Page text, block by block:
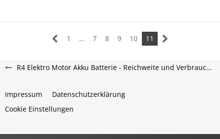
1 … 7 8 9 10 11
R4 Elektro Motor Akku Batterie - Reichweite und Verbrauch - R4 Etech Forum
Impressum
Datenschutzerklärung
Cookie Einstellungen